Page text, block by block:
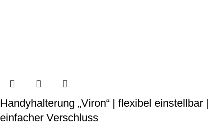
Handyhalterung „Viron“ | flexibel einstellbar |
einfacher Verschluss